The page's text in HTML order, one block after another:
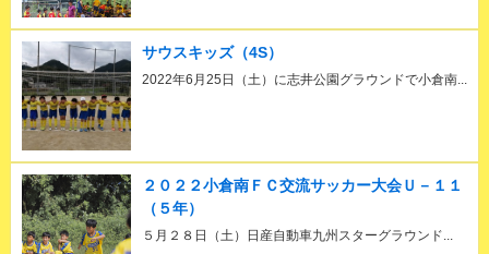
サウスキッズ（4S）
2022年6月25日（土）に志井公園グラウンドで小倉南...
２０２２小倉南ＦＣ交流サッカー大会Ｕ－１１
（５年）
５月２８日（土）日産自動車九州スターグラウンド...